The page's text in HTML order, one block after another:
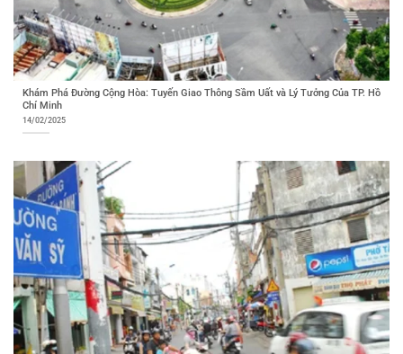
Khám Phá Đường Cộng Hòa: Tuyến Giao Thông Sầm Uất và Lý Tưởng Của TP. Hồ
Chí Minh
14/02/2025